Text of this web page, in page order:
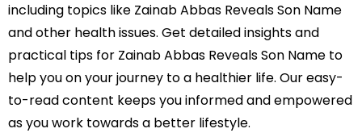
including topics like Zainab Abbas Reveals Son Name
and other health issues. Get detailed insights and
practical tips for Zainab Abbas Reveals Son Name to
help you on your journey to a healthier life. Our easy-
to-read content keeps you informed and empowered
as you work towards a better lifestyle.